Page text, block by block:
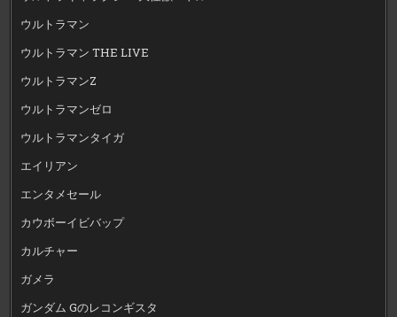
ウルトラマン
ウルトラマン THE LIVE
ウルトラマンZ
ウルトラマンゼロ
ウルトラマンタイガ
エイリアン
エンタメセール
カウボーイビバップ
カルチャー
ガメラ
ガンダム Gのレコンギスタ